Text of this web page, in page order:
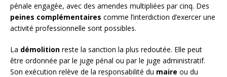
pénale engagée, avec des amendes multipliées par cinq. Des
peines complémentaires comme l’interdiction d’exercer une
activité professionnelle sont possibles.
La démolition reste la sanction la plus redoutée. Elle peut
être ordonnée par le juge pénal ou par le juge administratif.
Son exécution relève de la responsabilité du maire ou du